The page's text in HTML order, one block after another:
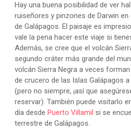
Hay una buena posibilidad de ver
ruiseñores y pinzones de Darwin
de Galápagos. El paisaje es
vale la pena hacer este viaje si
Además, se cree que el volcán
segundo cráter más grande del
volcán Sierra Negra a veces
de crucero de las Islas Galápagos
(pero no siempre, ¡así que
reservar). También puede visitarlo
día desde Puerto Villamil si se
terrestre de Galápagos.